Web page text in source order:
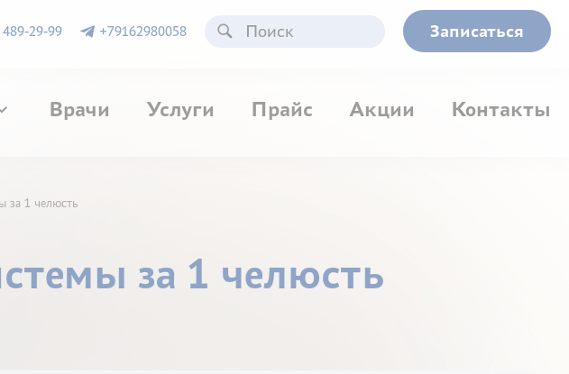
29-99 +79162980058 Записаться
Врачи Услуги Прайс Акции Контакты
за 1 челюсть
за 1 челюсть